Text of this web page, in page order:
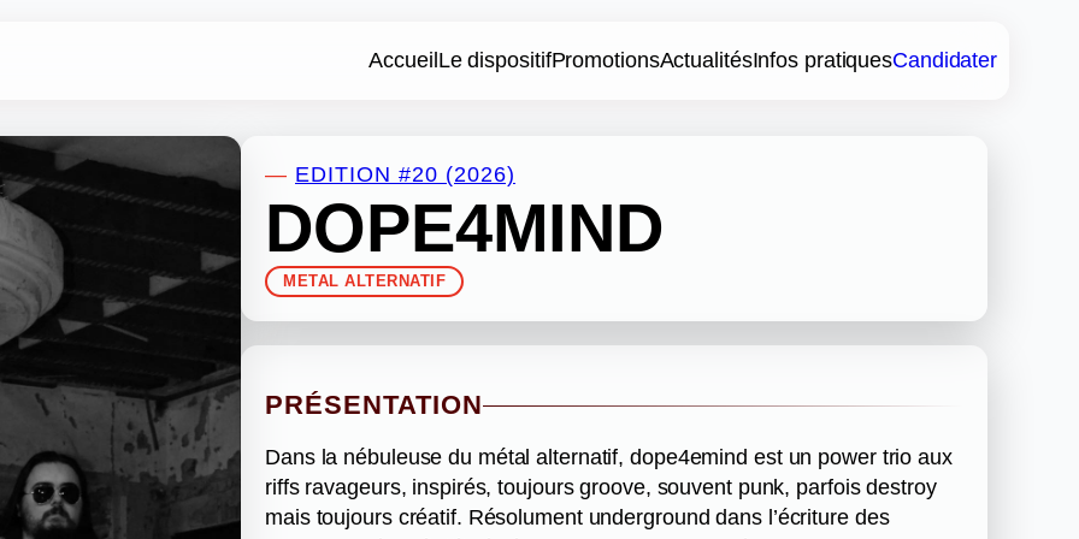
Accueil Le dispositifPromotionsActualitésInfos pratiquesCandidater
— EDITION #20 (2026)
DOPE4MIND
METAL ALTERNATIF
PRÉSENTATION
Dans la nébuleuse du métal alternatif, dope4emind est un power trio aux
riffs ravageurs, inspirés, toujours groove, souvent punk, parfois destroy
mais toujours créatif. Résolument underground dans l’écriture des